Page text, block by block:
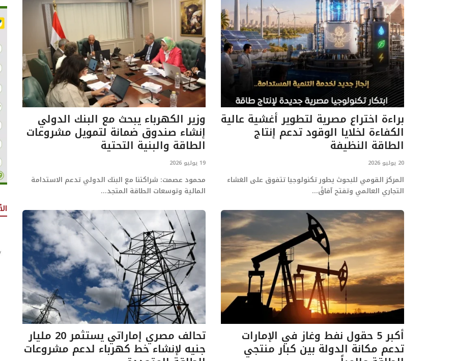
براءة اختراع مصرية لتطوير أغشية عالية
الكفاءة لخلايا الوقود تدعم إنتاج
الطاقة النظيفة
20 يوليو 2026
المركز القومي للبحوث يطور تكنولوجيا تتفوق على الغشاء
التجاري العالمي وتفتح آفاقً...
وزير الكهرباء يبحث مع البنك الدولي
إنشاء صندوق ضمانة لتمويل مشروعات
الطاقة والبنية التحتية
19 يوليو 2026
محمود عصمت: شراكتنا مع البنك الدولي تدعم الاستدامة
المالية وتوسعات الطاقة المتجد...
أكبر 5 حقول نفط وغاز في الإمارات
تدعم مكانة الدولة بين كبار منتجي
تحالف مصري إماراتي يستثمر 20 مليار
جنيه لإنشاء خط كهرباء لدعم مشروعات